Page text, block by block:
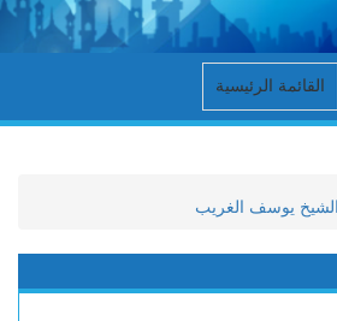
القائمة الرئيسية
الشيخ يوسف الغريب